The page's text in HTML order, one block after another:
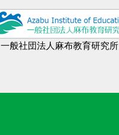
一般社団法人麻布教育研究所